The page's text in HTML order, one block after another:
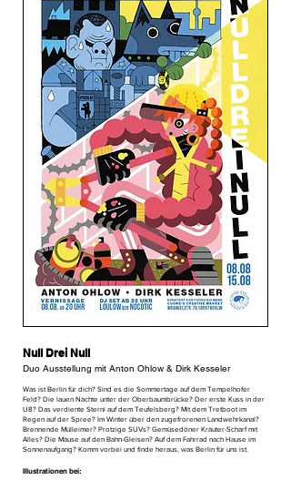
Null Drei Null
Duo Ausstellung mit Anton Ohlow & Dirk Kesseler
Was ist Berlin für dich? Sind es die Sommertage auf dem Tempelhofer
Feld? Die lauen Nächte unter der Oberbaumbrücke? Der erste Kuss in der
U8? Das verdiente Sterni auf dem Teufelsberg? Mit dem Tretboot im
Regen auf der Spree? Im Winter über den zugefrorenen Landwehrkanal?
Brennende Mülleimer? Protzige SUVs? Gemüsedöner Kräuter-Scharf mit
Alles? Die Mäuse auf den Bahn-Gleisen? Auf dem Fahrrad nach Hause im
Sonnenaufgang? Komm vorbei und finde heraus, was Berlin für uns ist.​
Illustrationen bei: